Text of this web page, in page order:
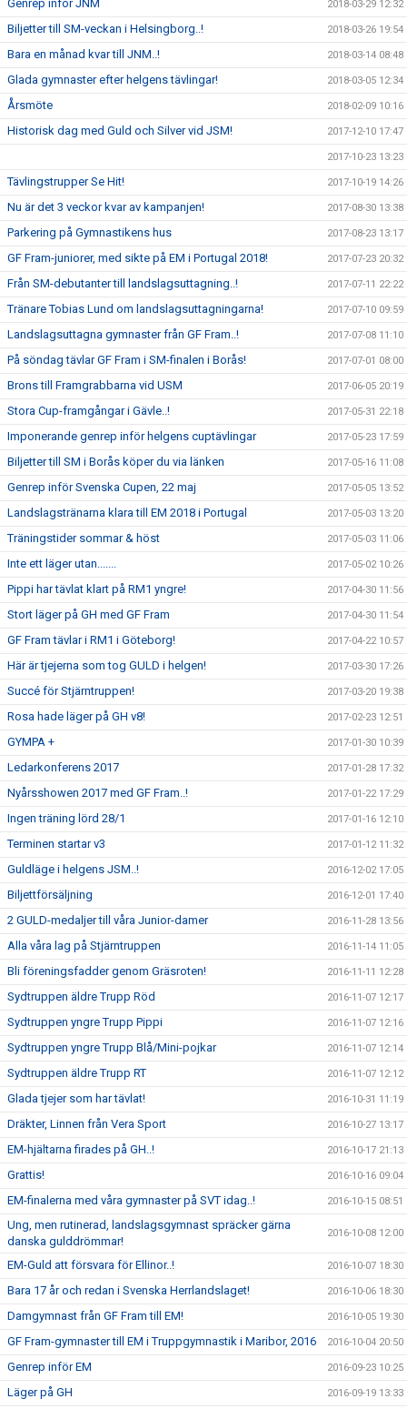
Genrep inför JNM 2018-03-29 12:32
Biljetter till SM-veckan i Helsingborg..! 2018-03-26 19:54
Bara en månad kvar till JNM..! 2018-03-14 08:48
Glada gymnaster efter helgens tävlingar! 2018-03-05 12:34
Årsmöte 2018-02-09 10:16
Historisk dag med Guld och Silver vid JSM! 2017-12-10 17:47
2017-10-23 13:23
Tävlingstrupper Se Hit! 2017-10-19 14:26
Nu är det 3 veckor kvar av kampanjen! 2017-08-30 13:38
Parkering på Gymnastikens hus 2017-08-23 13:17
GF Fram-juniorer, med sikte på EM i Portugal 2018! 2017-07-23 20:32
Från SM-debutanter till landslagsuttagning..! 2017-07-11 22:22
Tränare Tobias Lund om landslagsuttagningarna! 2017-07-10 09:59
Landslagsuttagna gymnaster från GF Fram..! 2017-07-08 11:10
På söndag tävlar GF Fram i SM-finalen i Borås! 2017-07-01 08:00
Brons till Framgrabbarna vid USM 2017-06-05 20:19
Stora Cup-framgångar i Gävle..! 2017-05-31 22:18
Imponerande genrep inför helgens cuptävlingar 2017-05-23 17:59
Biljetter till SM i Borås köper du via länken 2017-05-16 11:08
Genrep inför Svenska Cupen, 22 maj 2017-05-05 13:52
Landslagstränarna klara till EM 2018 i Portugal 2017-05-03 13:20
Träningstider sommar & höst 2017-05-03 11:06
Inte ett läger utan....... 2017-05-02 10:26
Pippi har tävlat klart på RM1 yngre! 2017-04-30 11:56
Stort läger på GH med GF Fram 2017-04-30 11:54
GF Fram tävlar i RM1 i Göteborg! 2017-04-22 10:57
Här är tjejerna som tog GULD i helgen! 2017-03-30 17:26
Succé för Stjärntruppen! 2017-03-20 19:38
Rosa hade läger på GH v8! 2017-02-23 12:51
GYMPA + 2017-01-30 10:39
Ledarkonferens 2017 2017-01-28 17:32
Nyårsshowen 2017 med GF Fram..! 2017-01-22 17:29
Ingen träning lörd 28/1 2017-01-16 12:10
Terminen startar v3 2017-01-12 11:32
Guldläge i helgens JSM..! 2016-12-02 17:05
Biljettförsäljning 2016-12-01 17:40
2 GULD-medaljer till våra Junior-damer 2016-11-28 13:56
Alla våra lag på Stjärntruppen 2016-11-14 11:05
Bli föreningsfadder genom Gräsroten! 2016-11-11 12:28
Sydtruppen äldre Trupp Röd 2016-11-07 12:17
Sydtruppen yngre Trupp Pippi 2016-11-07 12:16
Sydtruppen yngre Trupp Blå/Mini-pojkar 2016-11-07 12:14
Sydtruppen äldre Trupp RT 2016-11-07 12:12
Glada tjejer som har tävlat! 2016-10-31 11:19
Dräkter, Linnen från Vera Sport 2016-10-27 13:17
EM-hjältarna firades på GH..! 2016-10-17 21:13
Grattis! 2016-10-16 09:04
EM-finalerna med våra gymnaster på SVT idag..! 2016-10-15 08:51
Ung, men rutinerad, landslagsgymnast spräcker gärna
danska gulddrömmar!
2016-10-08 12:00
EM-Guld att försvara för Ellinor..! 2016-10-07 18:30
Bara 17 år och redan i Svenska Herrlandslaget! 2016-10-06 18:30
Damgymnast från GF Fram till EM! 2016-10-05 19:30
GF Fram-gymnaster till EM i Truppgymnastik i Maribor, 2016 2016-10-04 20:50
Genrep inför EM 2016-09-23 10:25
Läger på GH 2016-09-19 13:33